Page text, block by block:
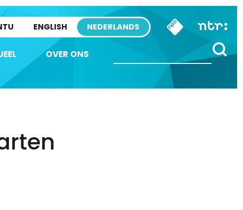
ENGLISH NEDERLANDS
OVER ONS